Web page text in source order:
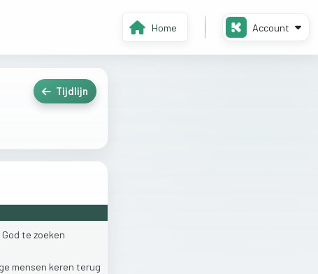
Home Account
Tijdlijn
God te zoeken
mensen keren terug